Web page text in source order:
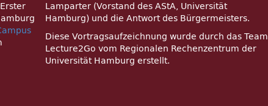
Lamparter (Vorstand des AStA, Universität
Hamburg) und die Antwort des Bürgermeisters.
Diese Vortragsaufzeichnung wurde durch das Team
Lecture2Go vom Regionalen Rechenzentrum der
Universität Hamburg erstellt.